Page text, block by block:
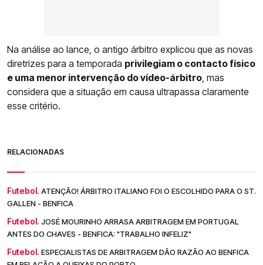
Na análise ao lance, o antigo árbitro explicou que as novas
diretrizes para a temporada privilegiam o contacto físico
e uma menor intervenção do vídeo-árbitro , mas
considera que a situação em causa ultrapassa claramente
esse critério.
RELACIONADAS
Futebol. ATENÇÃO! ÁRBITRO ITALIANO FOI O ESCOLHIDO PARA O ST.
GALLEN - BENFICA
Futebol. JOSÉ MOURINHO ARRASA ARBITRAGEM EM PORTUGAL
ANTES DO CHAVES - BENFICA: "TRABALHO INFELIZ"
Futebol. ESPECIALISTAS DE ARBITRAGEM DÃO RAZÃO AO BENFICA